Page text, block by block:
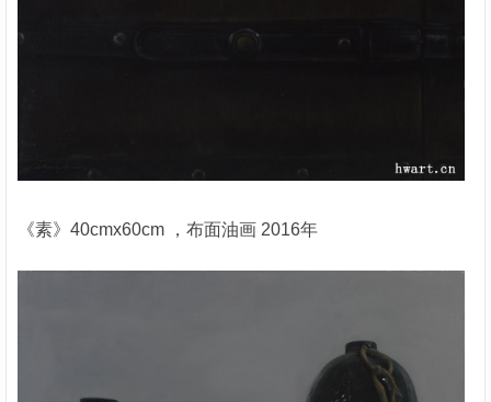
《素》40cmx60cm ，布面油画 2016年